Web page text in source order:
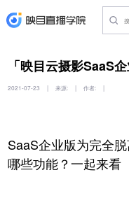
「映目云摄影SaaS
2021-07-23 | 来源: | 作者: |
SaaS企业版为完全
哪些功能？一起来看